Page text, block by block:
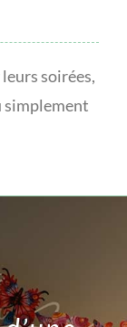
soirées,
simplement